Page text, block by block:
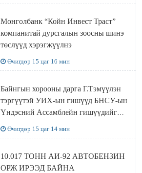
Монголбанк “Койн Инвест Траст”
компанитай дурсгалын зоосны шинэ
төслүүд хэрэгжүүлнэ
Өчигдөр 15 цаг 16 мин
Байнгын хорооны дарга Г.Тэмүүлэн
тэргүүтэй УИХ-ын гишүүд БНСУ-ын
Үндэсний Ассамблейн гишүүдийг
Өчигдөр 15 цаг 14 мин
10.017 ТОНН АИ-92 АВТОБЕНЗИН
ОРЖ ИРЭЭД БАЙНА